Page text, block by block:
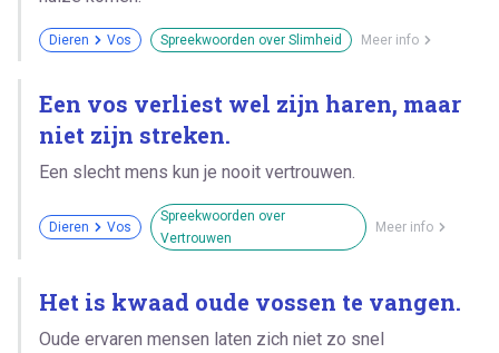
Dieren Vos Spreekwoorden over Slimheid Meer info
Een vos verliest wel zijn haren, maar
niet zijn streken.
Een slecht mens kun je nooit vertrouwen.
Dieren Vos
Spreekwoorden over
Vertrouwen
Meer info
Het is kwaad oude vossen te vangen.
Oude ervaren mensen laten zich niet zo snel